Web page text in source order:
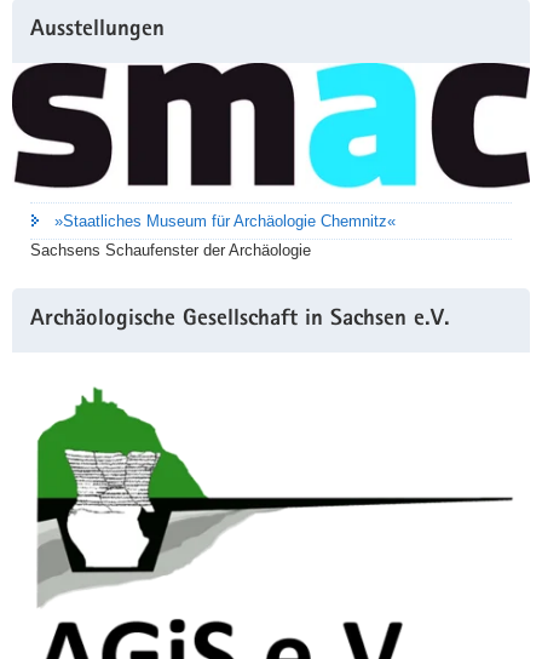
Ausstellungen
»Staatliches Museum für Archäologie Chemnitz«
Sachsens Schaufenster der Archäologie
Archäologische Gesellschaft in Sachsen e.V.